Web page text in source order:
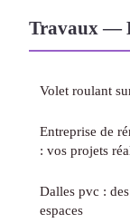
Travaux —
Volet roulant
Entreprise de
: vos projets
Dalles pvc :
espaces